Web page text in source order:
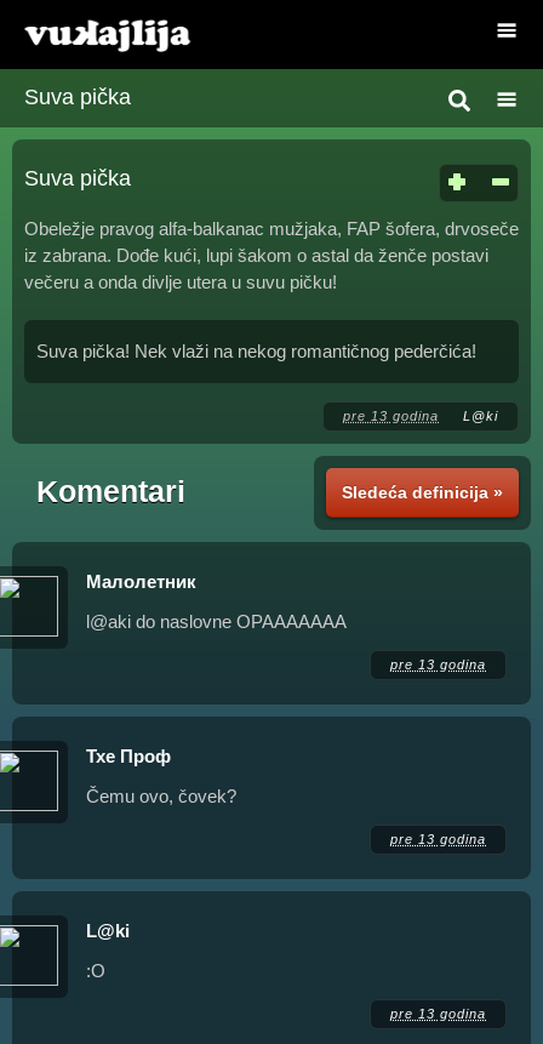
Suva pička
Suva pička
Obeležje pravog alfa-balkanac mužjaka, FAP šofera, drvoseče
iz zabrana. Dođe kući, lupi šakom o astal da ženče postavi
večeru a onda divlje utera u suvu pičku!
Suva pička! Nek vlaži na nekog romantičnog pederčića!
pre 13 godina L@ki
Sledeća definicija »
Komentari
Малолетник
l@aki do naslovne OPAAAAAAA
pre 13 godina
Тхе Проф
Čemu ovo, čovek?
pre 13 godina
L@ki
:О
pre 13 godina